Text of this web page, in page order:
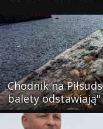
Chodnik na
balety odstawiają"